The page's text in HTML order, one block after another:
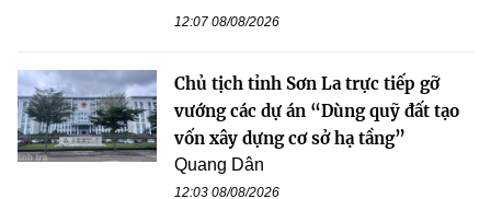
12:07 08/08/2026
Chủ tịch tỉnh Sơn La trực tiếp gỡ
vướng các dự án “Dùng quỹ đất tạo
vốn xây dựng cơ sở hạ tầng”
Quang Dân
12:03 08/08/2026